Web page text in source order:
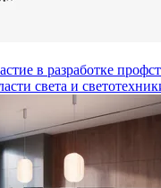
в разработке
света и